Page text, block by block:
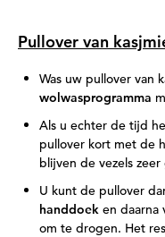
Pullover van
Was uw pullover van
wolwasprogramma
Als u echter de tijd
pullover kort met de
blijven de vezels
U kunt de pullover
handdoek en daarna
om te drogen. Het